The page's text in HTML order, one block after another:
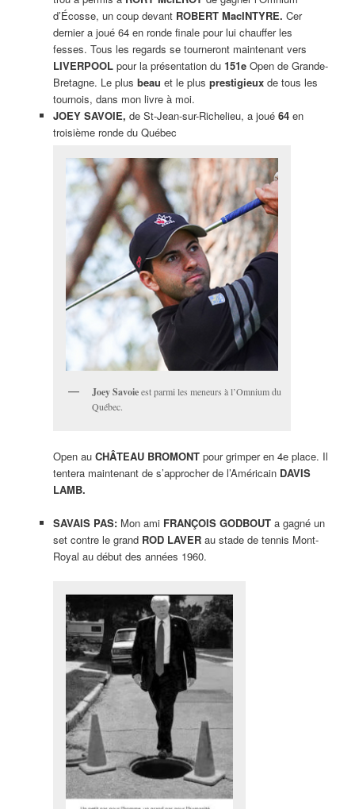
d’Écosse, un coup devant ROBERT MacINTYRE. Cer
dernier a joué 64 en ronde finale pour lui chauffer les
fesses. Tous les regards se tourneront maintenant vers
LIVERPOOLpour la présentation du 151eOpen de Grande-
Bretagne. Le plus beau et le plus prestigieuxde tous les
tournois, dans mon livre à moi.
JOEY SAVOIE, de St-Jean-sur-Richelieu, a joué 64en
troisième ronde du Québec
Joey Savoieest parmi les meneurs à l’Omnium du
Québec.
Open au CHÂTEAU BROMONTpour grimper en 4e place. Il
tentera maintenant de s’approcher de l’Américain DAVIS
LAMB.
SAVAIS PAS:Mon ami FRANÇOIS GODBOUTa gagné un
set contre le grand ROD LAVERau stade de tennis Mont-
Royal au début des années 1960.